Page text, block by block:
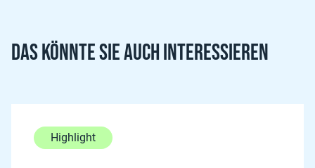
Das könnte Sie auch interessieren
Highlight